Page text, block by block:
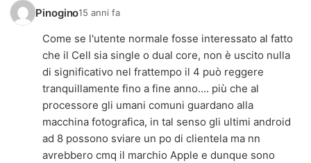
Pinogino15 anni fa
Come se l'utente normale fosse interessato al fatto
che il Cell sia single o dual core, non è uscito nulla
di significativo nel frattempo il 4 può reggere
tranquillamente fino a fine anno.... più che al
processore gli umani comuni guardano alla
macchina fotografica, in tal senso gli ultimi android
ad 8 possono sviare un po di clientela ma nn
avrebbero cmq il marchio Apple e dunque sono